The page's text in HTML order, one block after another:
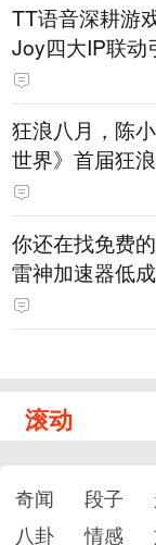
TT语音深耕游
Joy四大IP联动
狂浪八月，陈
世界》首届狂
直播即将开启
你还在找免费
雷神加速器低
免费试用
滚动
奇闻 段子
八卦
情感